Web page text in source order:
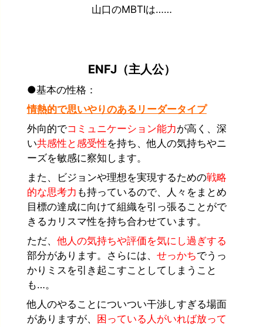
山口のMBTIは……
ENFJ（主人公）
●基本の性格：
情熱的で思いやりのあるリーダータイプ
外向的でコミュニケーション能力が高く、深
い共感性と感受性を持ち、他人の気持ちやニ
ーズを敏感に察知します。
また、ビジョンや理想を実現するための戦略
的な思考力 も持っているので、人々をまとめ
目標の達成に向けて組織を引っ張ることがで
きるカリスマ性を持ち合わせています。
ただ、 他人の気持ちや評価を気にし過ぎする
部分があります。さらには、 せっかちでうっ
かりミスを引き起こすことしてしまうこと
も…。
他人のやることについつい干渉しすぎる場面
がありますが、
困っている人がいれば放って